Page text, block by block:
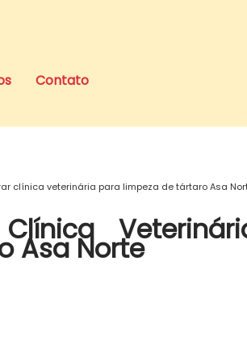
Contato
clínica veterinária para limpeza de tártaro Asa
Asa Norte